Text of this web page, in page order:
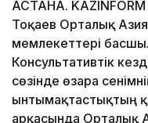
АСТАНА.
Тоқаев Орталық
мемлекеттері
Консультативтік
сөзінде өзара
ынтымақтастықтың
арқасында Орталық